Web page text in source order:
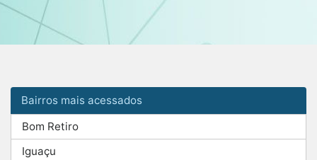
Bairros mais acessados
Bom Retiro
Iguaçu